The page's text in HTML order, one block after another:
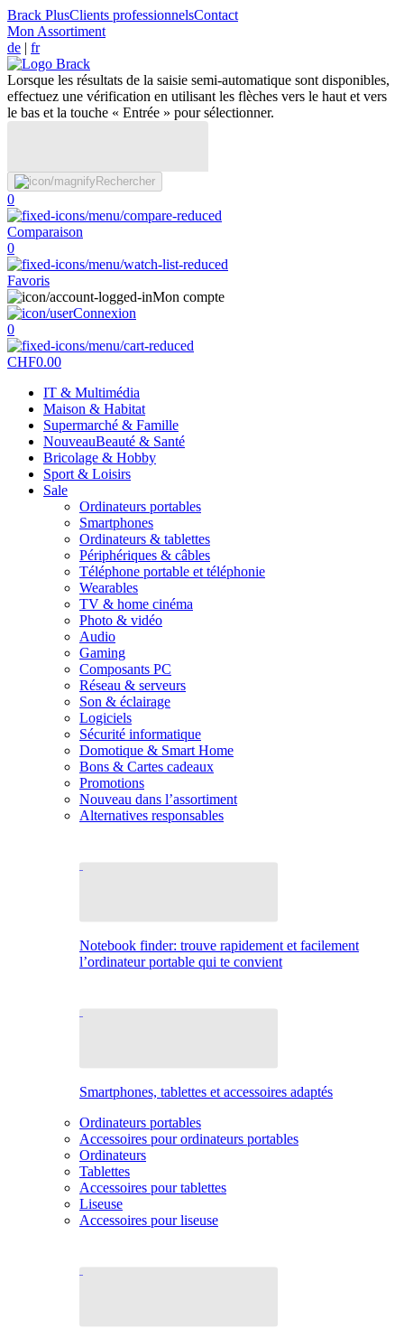
Brack PlusClients professionnelsContact
Mon Assortiment
de | fr
Lorsque les résultats de la saisie semi-automatique sont disponibles,
effectuez une vérification en utilisant les flèches vers le haut et vers
le bas et la touche « Entrée » pour sélectionner.
Rechercher
0
Comparaison
0
Favoris
Mon compte
Connexion
0
CHF0.00
IT & Multimédia
Maison & Habitat
Supermarché & Famille
NouveauBeauté & Santé
Bricolage & Hobby
Sport & Loisirs
Sale
Ordinateurs portables
Smartphones
Ordinateurs & tablettes
Périphériques & câbles
Téléphone portable et téléphonie
Wearables
TV & home cinéma
Photo & vidéo
Audio
Gaming
Composants PC
Réseau & serveurs
Son & éclairage
Logiciels
Sécurité informatique
Domotique & Smart Home
Bons & Cartes cadeaux
Promotions
Nouveau dans l’assortiment
Alternatives responsables
Notebook finder: trouve rapidement et facilement
l’ordinateur portable qui te convient
Smartphones, tablettes et accessoires adaptés
Ordinateurs portables
Accessoires pour ordinateurs portables
Ordinateurs
Tablettes
Accessoires pour tablettes
Liseuse
Accessoires pour liseuse